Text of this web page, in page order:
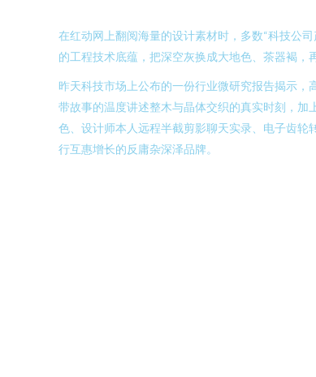
在红动网上翻阅海量的设计素材时，多数“科技公
的工程技术底蕴，把深空灰换成大地色、茶器褐，
昨天科技市场上公布的一份行业微研究报告揭示
带故事的温度讲述整木与晶体交织的真实时刻，
色、设计师本人远程半截剪影聊天实录、电子齿
行互惠增长的反庸杂深泽品牌。